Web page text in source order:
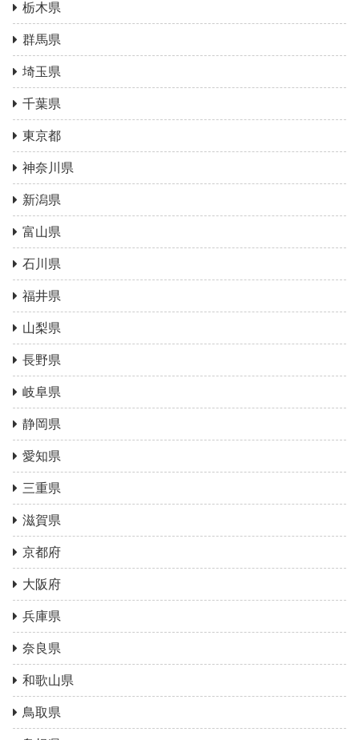
栃木県
群馬県
埼玉県
千葉県
東京都
神奈川県
新潟県
富山県
石川県
福井県
山梨県
長野県
岐阜県
静岡県
愛知県
三重県
滋賀県
京都府
大阪府
兵庫県
奈良県
和歌山県
鳥取県